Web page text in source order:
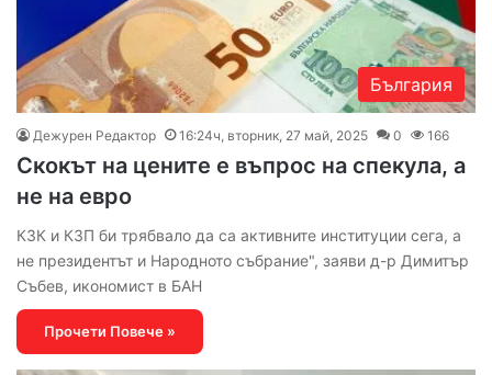
България
Дежурен Редактор 16:24ч, вторник, 27 май, 2025 0 166
Скокът на цените е въпрос на спекула, а
не на евро
КЗК и КЗП би трябвало да са активните институции сега, а
не президентът и Народното събрание", заяви д-р Димитър
Събев, икономист в БАН
Прочети Повече »